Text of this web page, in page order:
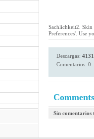
Sachlichkeit2. Skin
Preferences'. Use
Descargas:
Comentarios: 0
Comments
Sin comentarios